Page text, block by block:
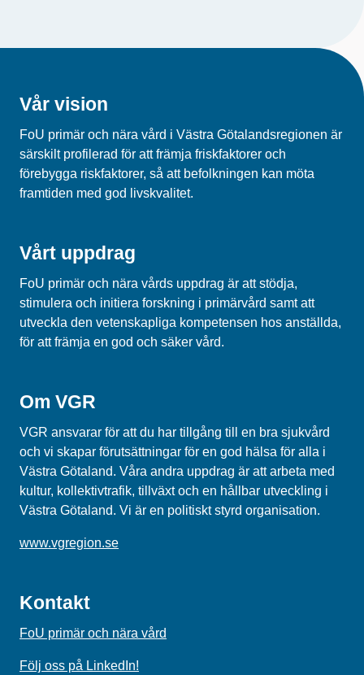
Vår vision
FoU primär och nära vård i Västra Götalandsregionen är
särskilt profilerad för att främja friskfaktorer och
förebygga riskfaktorer, så att befolkningen kan möta
framtiden med god livskvalitet.
Vårt uppdrag
FoU primär och nära vårds uppdrag är att stödja,
stimulera och initiera forskning i primärvård samt att
utveckla den vetenskapliga kompetensen hos anställda,
för att främja en god och säker vård.
Om VGR
VGR ansvarar för att du har tillgång till en bra sjukvård
och vi skapar förutsättningar för en god hälsa för alla i
Västra Götaland. Våra andra uppdrag är att arbeta med
kultur, kollektivtrafik, tillväxt och en hållbar utveckling i
Västra Götaland. Vi är en politiskt styrd organisation.
www.vgregion.se
Kontakt
FoU primär och nära vård
Följ oss på LinkedIn!